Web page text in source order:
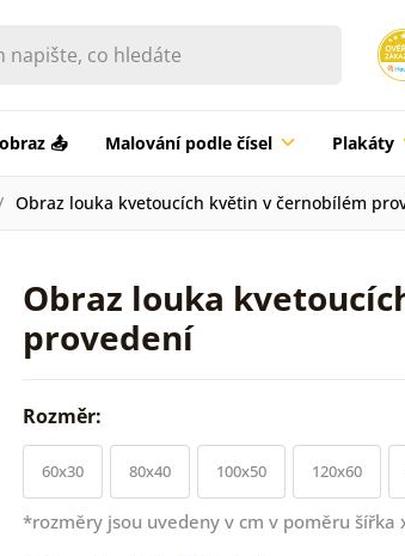
📤 Malování podle čísel Plakáty
Obraz louka kvetoucích květin v černobílém
Obraz louka
provedení
Rozměr:
60x30 80x40 100x50 120x60
*rozměry jsou uvedeny v cm v poměru šířka